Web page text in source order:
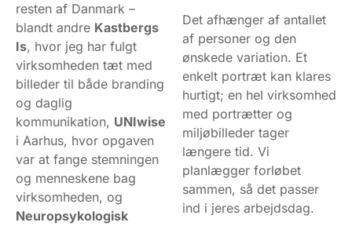
resten af Danmark –
blandt andre Kastbergs
Is, hvor jeg har fulgt
virksomheden tæt med
billeder til både branding
og daglig
kommunikation, UNIwise
i Aarhus, hvor opgaven
var at fange stemningen
og menneskene bag
virksomheden, og
Neuropsykologisk
Det afhænger af antallet
af personer og den
ønskede variation. Et
enkelt portræt kan klares
hurtigt; en hel virksomhed
med portrætter og
miljøbilleder tager
længere tid. Vi
planlægger forløbet
sammen, så det passer
ind i jeres arbejdsdag.